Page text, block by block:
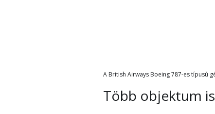
A British Airways Boeing 787-es típusú
Több objektum